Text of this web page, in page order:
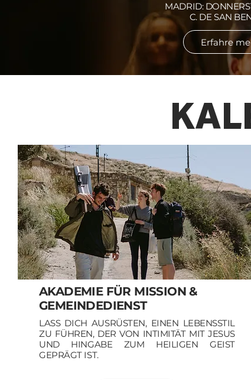
MADRID:
C. DE SAN
Erfahre
AKADEMIE FÜR MISSION &
GEMEINDEDIENST
LASS DICH AUSRÜSTEN, EINEN LEBENSSTIL
ZU FÜHREN, DER VON INTIMITÄT MIT JESUS
UND HINGABE ZUM HEILIGEN GEIST
GEPRÄGT IST.